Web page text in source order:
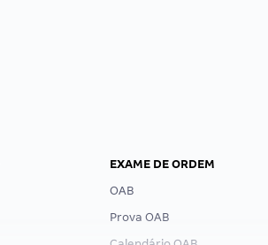
EXAME DE ORDEM
OAB
Prova OAB